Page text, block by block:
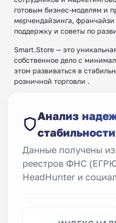
готовым бизнес-моделям и
мерчендайзинга,
поддержку и советы по
Smart.Store — это
собственное дело с
этом развиваться в
розничной торговли .
Анализ
Данные получены
реестров ФНС
HeadHunter и